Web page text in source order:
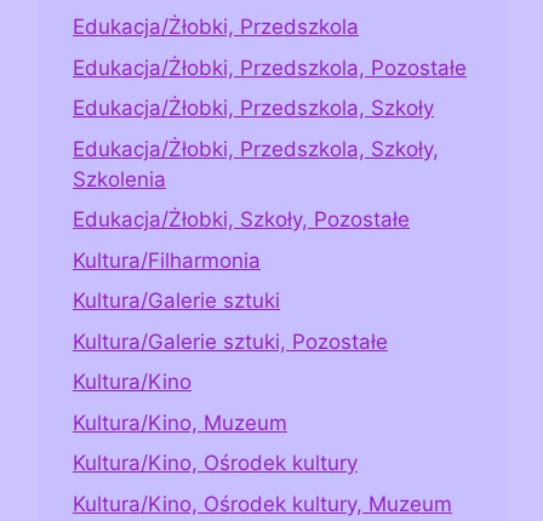
Edukacja/Żłobki, Przedszkola
Edukacja/Żłobki, Przedszkola, Pozostałe
Edukacja/Żłobki, Przedszkola, Szkoły
Edukacja/Żłobki, Przedszkola, Szkoły,
Szkolenia
Edukacja/Żłobki, Szkoły, Pozostałe
Kultura/Filharmonia
Kultura/Galerie sztuki
Kultura/Galerie sztuki, Pozostałe
Kultura/Kino
Kultura/Kino, Muzeum
Kultura/Kino, Ośrodek kultury
Kultura/Kino, Ośrodek kultury, Muzeum